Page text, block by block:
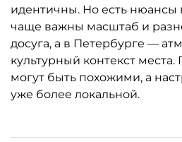
идентичны. Но есть нюансы
чаще важны масштаб и
досуга, а в Петербурге —
культурный контекст
могут быть похожими, а
уже более локальной.